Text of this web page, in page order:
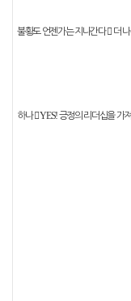
불황도 언젠가는 지나간다 더
하나 YES!긍정의 리더십을 가